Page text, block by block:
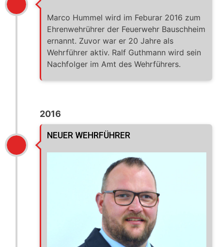
Marco Hummel wird im Feburar 2016 zum
Ehrenwehrührer der Feuerwehr Bauschheim
ernannt. Zuvor war er 20 Jahre als
Wehrführer aktiv. Ralf Guthmann wird sein
Nachfolger im Amt des Wehrführers.
2016
NEUER WEHRFÜHRER